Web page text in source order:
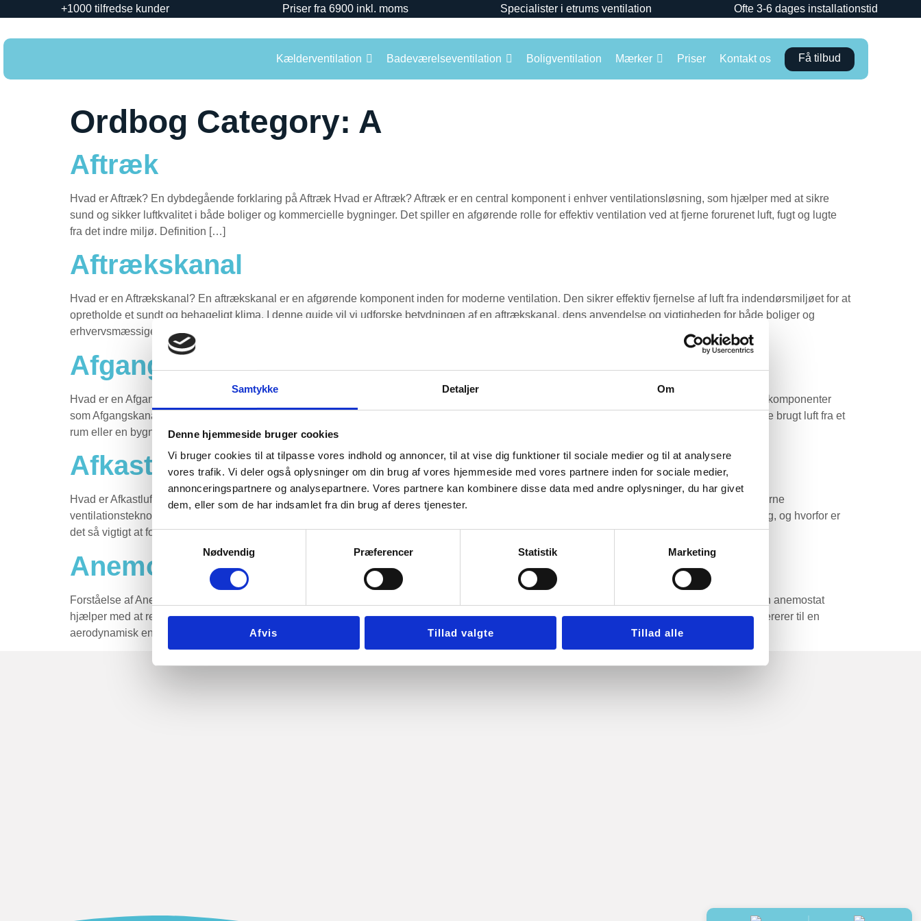
Samtykke Detaljer Om
Denne hjemmeside bruger cookies
Vi bruger cookies til at tilpasse vores indhold og annoncer, til at vise dig funktioner til sociale medier og til at analysere
vores trafik. Vi deler også oplysninger om din brug af vores hjemmeside med vores partnere inden for sociale medier,
annonceringspartnere og analysepartnere. Vores partnere kan kombinere disse data med andre oplysninger, du har givet
dem, eller som de har indsamlet fra din brug af deres tjenester.
Samtykkevalg
Nødvendig
Præferencer Statistik Marketing
Afvis Tillad valgte Tillad alle
+1000 tilfredse kunder Priser fra 6900 inkl. moms Specialister i etrums ventilation Ofte 3-6 dages installationstid
Kælderventilation Badeværelseventilation Boligventilation Mærker Priser Kontakt os Få tilbud
Ordbog Category: A
Aftræk
Hvad er Aftræk? En dybdegående forklaring på Aftræk Hvad er Aftræk? Aftræk er en central komponent i enhver ventilationsløsning, som hjælper med at sikre
sund og sikker luftkvalitet i både boliger og kommercielle bygninger. Det spiller en afgørende rolle for effektiv ventilation ved at fjerne forurenet luft, fugt og lugte
fra det indre miljø. Definition […]
Aftrækskanal
Hvad er en Aftrækskanal? En aftrækskanal er en afgørende komponent inden for moderne ventilation. Den sikrer effektiv fjernelse af luft fra indendørsmiljøet for at
opretholde et sundt og behageligt klima. I denne guide vil vi udforske betydningen af en aftrækskanal, dens anvendelse og vigtigheden for både boliger og
erhvervsmæssige bygninger. Definition: Aftrækskanal En aftrækskanal er […]
Afgangskanal
Hvad er en Afgangskanal? I en verden hvor ventilationssystemer spiller en væsentlig rolle for både husstande og virksomheder, er forståelsen af komponenter
som Afgangskanal afgørende. Afgangskanalen er en kritisk del af ethvert ventilationssystem, der sikrer, at luftkvaliteten er optimal ved at bortskaffe brugt luft fra et
rum eller en bygning. Definition: Afgangskanal Afgangskanal, også kendt […]
Afkastluft
Hvad er Afkastluft? Med nyere fokus på energieffektivitet og indendørs luftkvalitet bliver begrebet “Afkastluft” stadigt mere centrale inden for moderne
ventilationsteknologi. Dette begreb spiller en væsentlig rolle i at sikre frisk luft i dit hjem eller arbejdsplads. Men hvad indebærer Afkastluft egentlig, og hvorfor er
det så vigtigt at forstå? Definition: Afkastluft Afkastluft refererer til […]
Anemostat
Forståelse af Anemostat: En Omfattende Guide Hvad er Anemostat? En komplet guide Anemostat er en vigtig komponent inden for ventilation. En anemostat
hjælper med at regulere og distribuere luftstrømmen effektivt i både hjemlige og erhvervsmæssige miljøer. Definition af Anemostat Anemostat refererer til en
aerodynamisk enhed designet til at fordele luftstrømmen fra ventilationssystemer jævnt i et […]